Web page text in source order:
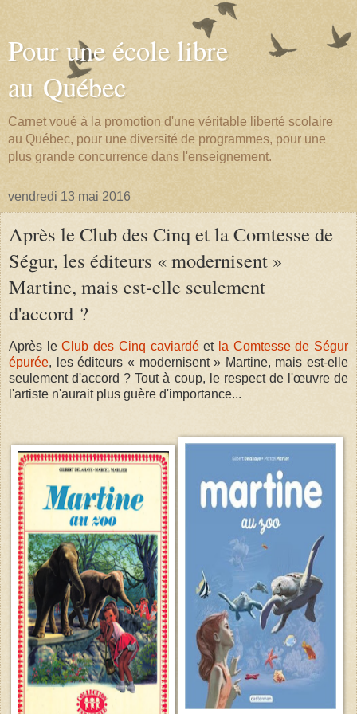
Pour une école libre
au Québec
Carnet voué à la promotion d'une véritable liberté scolaire
au Québec, pour une diversité de programmes, pour une
plus grande concurrence dans l'enseignement.
vendredi 13 mai 2016
Après le Club des Cinq et la Comtesse de
Ségur, les éditeurs « modernisent »
Martine, mais est-elle seulement
d'accord ?
Après leClub des Cinq caviardéet la Comtesse de Ségur
épurée, les éditeurs « modernisent » Martine, mais est-elle
seulement d'accord ? Tout à coup, le respect de l'œuvre de
l'artiste n'aurait plus guère d'importance...